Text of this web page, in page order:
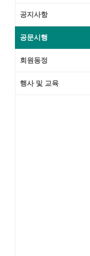
공지사항
공문시행
회원동정
행사 및 교육